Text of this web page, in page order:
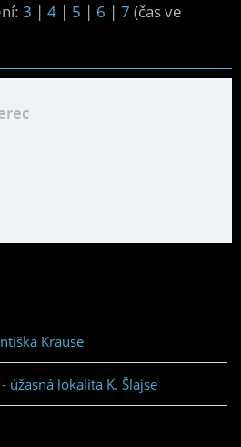
3 | 4 | 5 | 6 | 7 (čas ve
Krause
úžasná lokalita K. Šlajse